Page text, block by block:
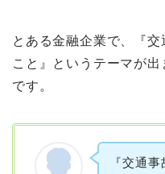
とある金融企業で、『
こと』というテーマが
です。
『交通